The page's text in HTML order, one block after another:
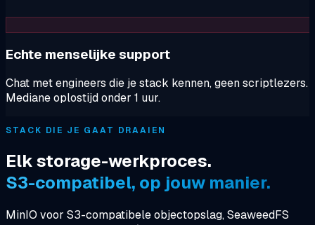
Echte menselijke support
Chat met engineers die je stack kennen, geen scriptlezers.
Mediane oplostijd onder 1 uur.
STACK DIE JE GAAT DRAAIEN
Elk storage-werkproces.
S3-compatibel, op jouw manier.
MinIO voor S3-compatibele objectopslag, SeaweedFS